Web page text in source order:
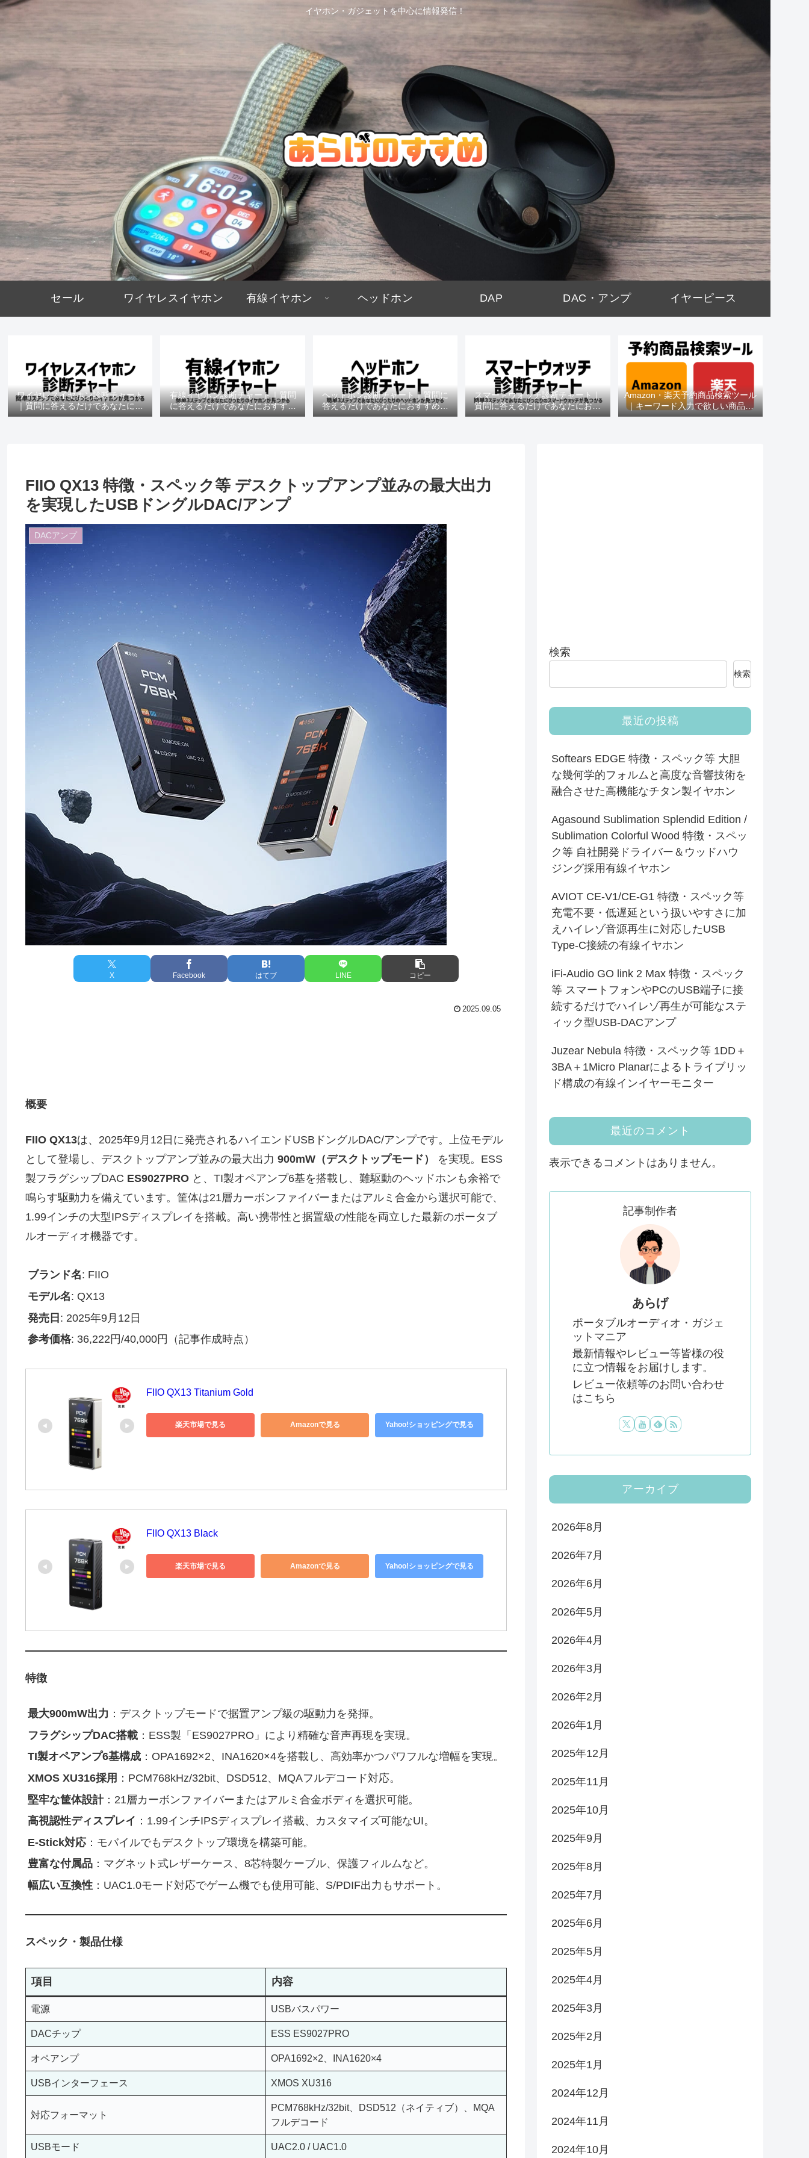
イヤホン・ガジェットを中心に情報発信！
セール ワイヤレスイヤホン 有線イヤホン ヘッドホン DAP DAC・アンプ イヤーピース
ワイヤレスイヤホン診断チャート
｜質問に答えるだけであなたにお
すすめの機種がわかる
有線イヤホン診断チャート｜質問
に答えるだけであなたにおすすめ
の機種がわかる
ヘッドホン診断チャート｜質問に
答えるだけであなたにおすすめの
機種がわかる
スマートウォッチ診断チャート｜
質問に答えるだけであなたにおす
すめの機種がわかる
Amazon・楽天予約商品検索ツール
｜キーワード入力で欲しい商品を
即チェック
FIIO QX13 特徴・スペック等 デスクトップアンプ並みの最大出力
を実現したUSBドングルDAC/アンプ
DACアンプ
X Facebook はてブ LINE コピー
2025.09.05
概要
FIIO QX13は、2025年9月12日に発売されるハイエンドUSBドングルDAC/アンプです。上位モデル
として登場し、デスクトップアンプ並みの最大出力 900mW（デスクトップモード）
を実現。ESS
製フラグシップDAC ES9027PRO と、TI製オペアンプ6基を搭載し、難駆動のヘッドホンも余裕で
鳴らす駆動力を備えています。筐体は21層カーボンファイバーまたはアルミ合金から選択可能で、
1.99インチの大型IPSディスプレイを搭載。高い携帯性と据置級の性能を両立した最新のポータブ
ルオーディオ機器です。
ブランド名: FIIO
モデル名: QX13
発売日 : 2025年9月12日
参考価格: 36,222円/40,000円（記事作成時点）
FIIO QX13 Titanium Gold
楽天市場で見る Amazonで見る Yahoo!ショッピングで見る
FIIO QX13 Black
楽天市場で見る Amazonで見る Yahoo!ショッピングで見る
特徴
最大900mW出力 ：デスクトップモードで据置アンプ級の駆動力を発揮。
フラグシップDAC搭載：ESS製「ES9027PRO」により精確な音声再現を実現。
TI製オペアンプ6基構成：OPA1692×2、INA1620×4を搭載し、高効率かつパワフルな増幅を実現。
XMOS XU316採用 ：PCM768kHz/32bit、DSD512、MQAフルデコード対応。
堅牢な筐体設計：21層カーボンファイバーまたはアルミ合金ボディを選択可能。
高視認性ディスプレイ ：1.99インチIPSディスプレイ搭載、カスタマイズ可能なUI。
E-Stick対応：モバイルでもデスクトップ環境を構築可能。
豊富な付属品：マグネット式レザーケース、8芯特製ケーブル、保護フィルムなど。
幅広い互換性：UAC1.0モード対応でゲーム機でも使用可能、S/PDIF出力もサポート。
スペック・製品仕様
項目 内容
電源 USBバスパワー
DACチップ ESS ES9027PRO
オペアンプ OPA1692×2、INA1620×4
USBインターフェース XMOS XU316
対応フォーマット
PCM768kHz/32bit、DSD512（ネイティブ）、MQA
フルデコード
USBモード UAC2.0 / UAC1.0
検索
検索
最近の投稿
Softears EDGE 特徴・スペック等 大胆
な幾何学的フォルムと高度な音響技術を
融合させた高機能なチタン製イヤホン
Agasound Sublimation Splendid Edition /
Sublimation Colorful Wood 特徴・スペッ
ク等 自社開発ドライバー＆ウッドハウ
ジング採用有線イヤホン
AVIOT CE-V1/CE-G1 特徴・スペック等
充電不要・低遅延という扱いやすさに加
えハイレゾ音源再生に対応したUSB
Type-C接続の有線イヤホン
iFi-Audio GO link 2 Max 特徴・スペック
等 スマートフォンやPCのUSB端子に接
続するだけでハイレゾ再生が可能なステ
ィック型USB-DACアンプ
Juzear Nebula 特徴・スペック等 1DD＋
3BA＋1Micro Planarによるトライブリッ
ド構成の有線インイヤーモニター
最近のコメント
表示できるコメントはありません。
記事制作者
あらげ
ポータブルオーディオ・ガジェ
ットマニア
最新情報やレビュー等皆様の役
に立つ情報をお届けします。
レビュー依頼等のお問い合わせ
はこちら
アーカイブ
2026年8月
2026年7月
2026年6月
2026年5月
2026年4月
2026年3月
2026年2月
2026年1月
2025年12月
2025年11月
2025年10月
2025年9月
2025年8月
2025年7月
2025年6月
2025年5月
2025年4月
2025年3月
2025年2月
2025年1月
2024年12月
2024年11月
2024年10月